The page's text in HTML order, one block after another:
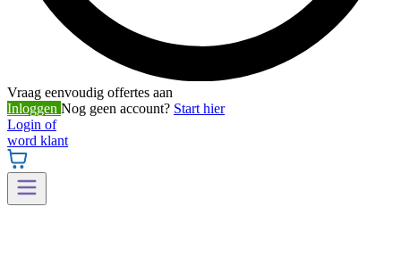
Vraag eenvoudig offertes aan
Inloggen Nog geen account? Start hier
Login of
word klant